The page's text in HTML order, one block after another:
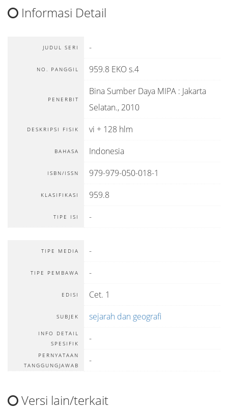
Informasi Detail
JUDUL SERI -
NO. PANGGIL 959.8 EKO s.4
PENERBIT
Bina Sumber Daya MIPA : Jakarta
Selatan., 2010
DESKRIPSI FISIK vi + 128 hlm
BAHASA Indonesia
ISBN/ISSN 979-979-050-018-1
KLASIFIKASI 959.8
TIPE ISI -
TIPE MEDIA -
TIPE PEMBAWA -
EDISI Cet. 1
SUBJEK sejarah dan geografi
INFO DETAIL
SPESIFIK
-
PERNYATAAN
TANGGUNGJAWAB
-
Versi lain/terkait